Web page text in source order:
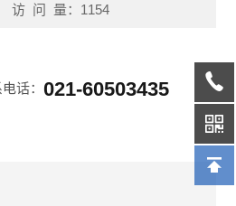
访 问 量：1154
话：021-60503435